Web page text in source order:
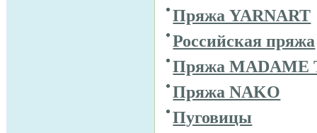
Пряжа YARNART
Российская пряжа
Пряжа MADAME
Пряжа NAKO
Пуговицы